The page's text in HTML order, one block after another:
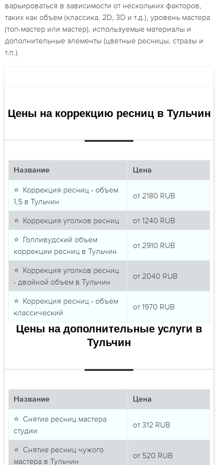
варьироваться в зависимости от нескольких факторов,
таких как объем (классика, 2D, 3D и т.д.), уровень мастера
(топ-мастер или мастер), используемые материалы и
дополнительные элементы (цветные ресницы, стразы и
т.п.).
Цены на коррекцию ресниц в Тульчин
Название Цена
⭐ Коррекция ресниц - объем
1,5 в Тульчин
от 2180 RUB
⭐ Коррекция уголков ресниц от 1240 RUB
⭐ Голливудский объем
коррекции ресниц в Тульчин
от 2910 RUB
⭐ Коррекция уголков ресниц
- двойной объем в Тульчин
от 2040 RUB
⭐ Коррекция ресниц - объем
классический
от 1970 RUB
Цены на дополнительные услуги в
Тульчин
Название Цена
⭐ Снятие ресниц мастера
студии
от 312 RUB
⭐ Снятие ресниц чужого
мастера в Тульчин
от 520 RUB